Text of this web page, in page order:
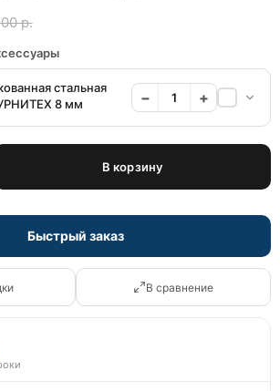
р.
стальная
8 мм
− +
В корзину
Быстрый заказ
В сравнение